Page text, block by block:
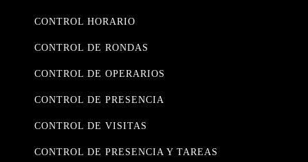
CONTROL HORARIO
CONTROL DE RONDAS
CONTROL DE OPERARIOS
CONTROL DE PRESENCIA
CONTROL DE VISITAS
CONTROL DE PRESENCIA Y TAREAS